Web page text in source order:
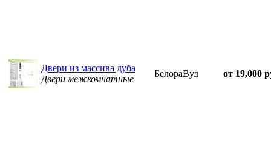
Двери из массива дуба
Двери межкомнатные
БелораВуд от 19,000